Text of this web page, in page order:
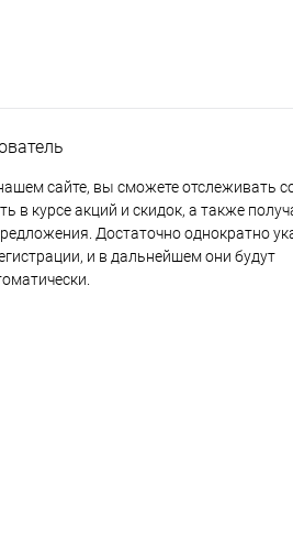
сайте, вы сможете отслеживать
в курсе акций и скидок, а также
Достаточно однократно
и в дальнейшем они будут